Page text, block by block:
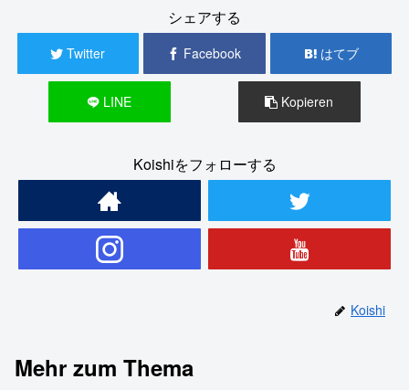
シェアする
Twitter Facebook はてブ
LINE Kopieren
Koishiをフォローする
Koishi
Mehr zum Thema